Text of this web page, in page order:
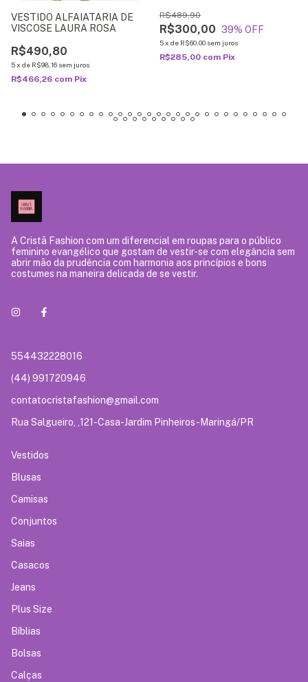
VESTIDO ALFAIATARIA DE
VISCOSE LAURA ROSA
R$490,80
5x de R$98,16 sem juros
R$466,26 com Pix
R$300,00
R$489,90
39% OFF
5x de R$60,00 sem juros
R$285,00 com Pix
A Cristã Fashion com um diferencial em roupas para o público
feminino evangélico que gostam de vestir-se com elegância sem
abrir mão da prudência com harmonia aos princípios e bons
costumes na maneira delicada de se vestir.
554432228016
(44) 991720946
contatocristafashion@gmail.com
Rua Salgueiro, ,121-Casa-Jardim Pinheiros-Maringá/PR
Vestidos
Blusas
Camisas
Conjuntos
Saias
Casacos
Jeans
Plus Size
Bíblias
Bolsas
Calças